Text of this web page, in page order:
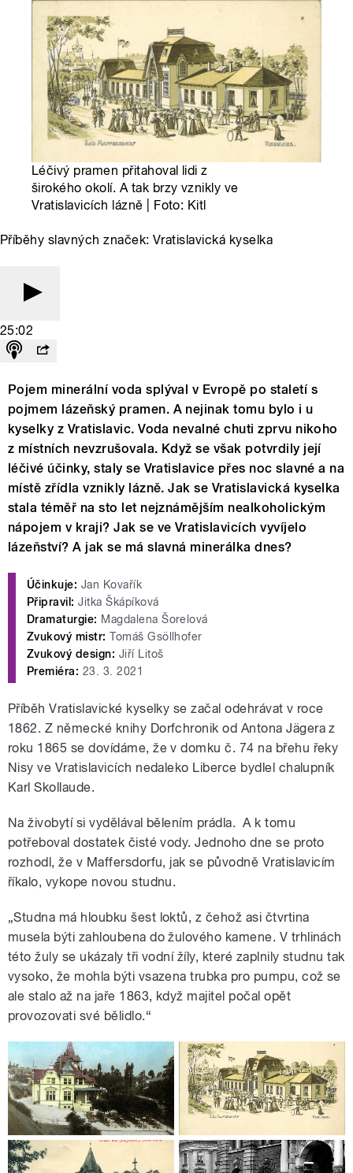
Léčivý pramen přitahoval lidi z
širokého okolí. A tak brzy vznikly ve
Vratislavicích lázně | Foto: Kitl
Příběhy slavných značek: Vratislavická kyselka
25:02
Pojem minerální voda splýval v Evropě po staletí s
pojmem lázeňský pramen. A nejinak tomu bylo i u
kyselky z Vratislavic. Voda nevalné chuti zprvu nikoho
z místních nevzrušovala. Když se však potvrdily její
léčivé účinky, staly se Vratislavice přes noc slavné a na
místě zřídla vznikly lázně. Jak se Vratislavická kyselka
stala téměř na sto let nejznámějším nealkoholickým
nápojem v kraji? Jak se ve Vratislavicích vyvíjelo
lázeňství? A jak se má slavná minerálka dnes?
Účinkuje: Jan Kovařík
Připravil: Jitka Škápíková
Dramaturgie: Magdalena Šorelová
Zvukový mistr: Tomáš Gsöllhofer
Zvukový design: Jiří Litoš
Premiéra: 23. 3. 2021
Příběh Vratislavické kyselky se začal odehrávat v roce
1862. Z německé knihy Dorfchronik od Antona Jägera z
roku 1865 se dovídáme, že v domku č. 74 na břehu řeky
Nisy ve Vratislavicích nedaleko Liberce bydlel chalupník
Karl Skollaude.
Na živobytí si vydělával bělením prádla. A k tomu
potřeboval dostatek čisté vody. Jednoho dne se proto
rozhodl, že v Maffersdorfu, jak se původně Vratislavicím
říkalo, vykope novou studnu.
„Studna má hloubku šest loktů, z čehož asi čtvrtina
musela býti zahloubena do žulového kamene. V trhlinách
této žuly se ukázaly tři vodní žíly, které zaplnily studnu tak
vysoko, že mohla býti vsazena trubka pro pumpu, což se
ale stalo až na jaře 1863, když majitel počal opět
provozovati své bělidlo.“